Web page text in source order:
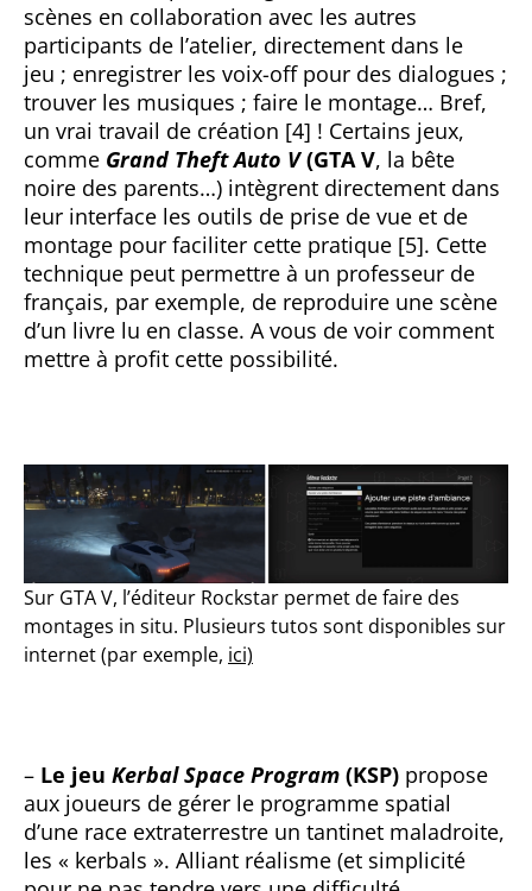
scènes en collaboration avec les autres
participants de l’atelier, directement dans le
jeu ; enregistrer les voix-off pour des dialogues ;
trouver les musiques ; faire le montage… Bref,
un vrai travail de création [4] ! Certains jeux,
comme Grand Theft Auto V(GTA V, la bête
noire des parents…) intègrent directement dans
leur interface les outils de prise de vue et de
montage pour faciliter cette pratique [5]. Cette
technique peut permettre à un professeur de
français, par exemple, de reproduire une scène
d’un livre lu en classe. A vous de voir comment
mettre à profit cette possibilité.
Sur GTA V, l’éditeur Rockstar permet de faire des
montages in situ. Plusieurs tutos sont disponibles sur
internet (par exemple, ici)
– Le jeu Kerbal Space Program (KSP) propose
aux joueurs de gérer le programme spatial
d’une race extraterrestre un tantinet maladroite,
les « kerbals ». Alliant réalisme (et simplicité